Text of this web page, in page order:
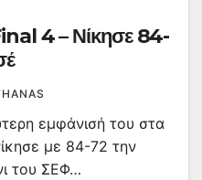
4 – Νίκησε 84-
εμφάνισή του στα
με 84-72 την
του ΣΕΦ…